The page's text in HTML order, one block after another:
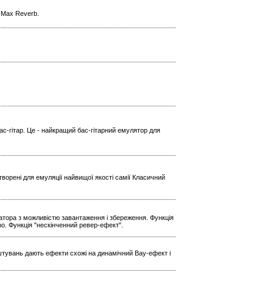
Reverb.
гітар. Це - найкращий бас-гітарний емулятор для
для емуляції найвищої якості самії Класичний
з можливістю завантаження і збереження. Функція
"нескінченний ревер-ефект".
дають ефекти схожі на динамічний Вау-ефект і